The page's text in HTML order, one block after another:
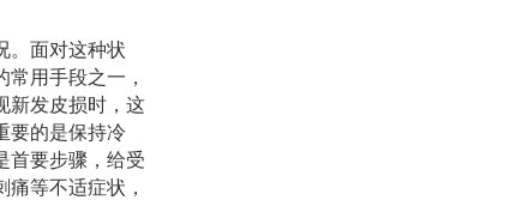
。面对这种状
用手段之一，
新发皮损时，这
要的是保持冷
首要步骤，给受
等不适症状，